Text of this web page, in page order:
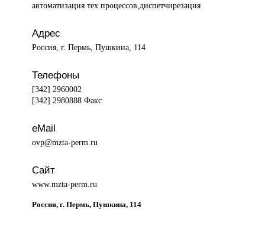
автоматизация тех.процессов,диспетчирезация
Адрес
Россия, г. Пермь, Пушкина, 114
Телефоны
[342] 2960002
[342] 2980888 Факс
eMail
ovp@mzta-perm.ru
Сайт
www.mzta-perm.ru
Россия, г. Пермь, Пушкина, 114